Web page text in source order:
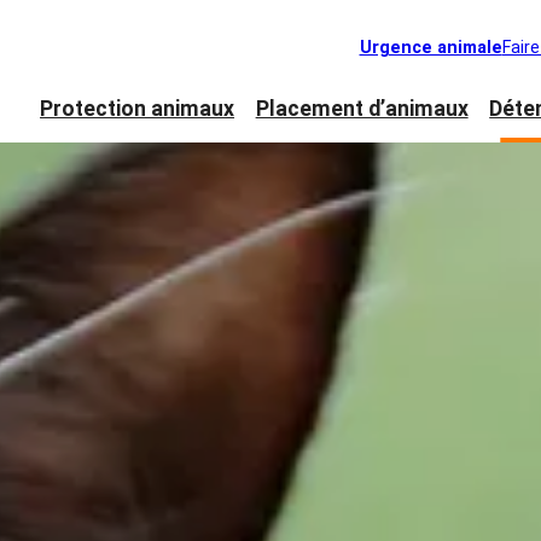
Urgence animale
Protection animaux Placement d’animaux